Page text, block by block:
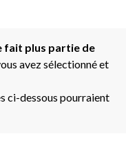
fait plus partie de
avez sélectionné et
ci-dessous pourraient